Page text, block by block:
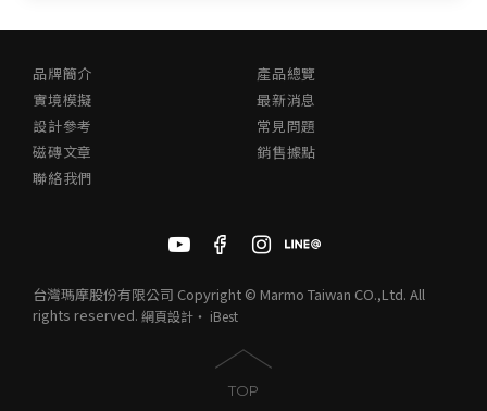
品牌簡介
產品總覽
實境模擬
最新消息
設計參考
常見問題
磁磚文章
銷售據點
聯絡我們
TOP
台灣瑪摩股份有限公司 Copyright © Marmo Taiwan CO.,Ltd. All
rights reserved. 網頁設計 ‧ iBest